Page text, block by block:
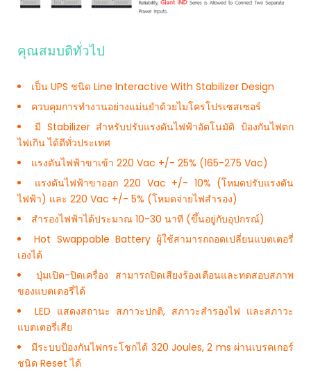
คุณสมบติทั่วไป
เป็น UPS ชนิด Line Interactive With Stabilizer Design
ควบคุมการทำงานอย่างแม่นยำด้วยไมโครโปรเซสเซอร์
มี Stabilizer สำหรับปรับแรงดันไฟฟ้าอัตโนมัติ ป้องกันไฟตก
ไฟเกิน ได้ดีทั่วประเทศ
แรงดันไฟฟ้าขาเข้า 220 Vac +/- 25% (165-275 Vac)
แรงดันไฟฟ้าขาออก 220 Vac +/- 10% (โหมดปรับแรงดัน
ไฟฟ้า) และ 220 Vac +/- 5% (โหมดจ่ายไฟสำรอง)
สำรองไฟฟ้าได้ประมาณ 10-30 นาที (ขึ้นอยู่กับอุปกรณ์)
Hot Swappable Battery ผู้ใช้สามารถถอดเปลี่ยนแบตเตอรี่
เองได้
ปุ่มเปิด-ปิดเครื่อง สามารถปิดเสียงร้องเตือนและทดสอบสภาพ
ของแบตเตอรี่ได้
LED แสดงสถานะ สภาวะปกติ, สภาวะสำรองไฟ และสภาวะ
แบตเตอรี่เสีย
มีระบบป้องกันไฟกระโชกได้ 320 Joules, 2 ms ผ่านเบรคเกอร์
ชนิด Reset ได้